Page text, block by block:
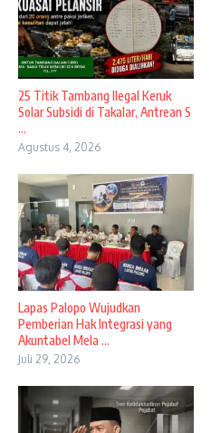
25 Titik Tambang Ilegal Keruk
Solar Subsidi di Takalar, Antrean S
...
Agustus 4, 2026
Lapas Palopo Wujudkan
Pemberian Hak Integrasi yang
Akuntabel Mela ...
Juli 29, 2026